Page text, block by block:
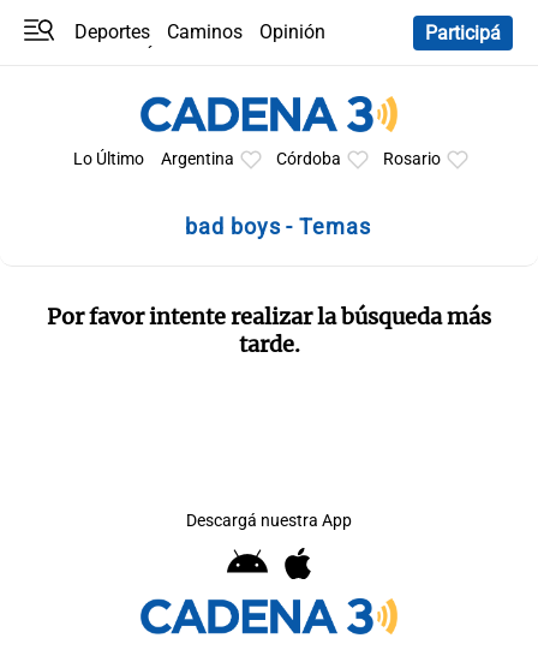
Deportes Caminos
Opinión
Participá
Lo Último Argentina Córdoba Rosario
bad boys - Temas
Por favor intente realizar la búsqueda más
tarde.
Descargá nuestra App